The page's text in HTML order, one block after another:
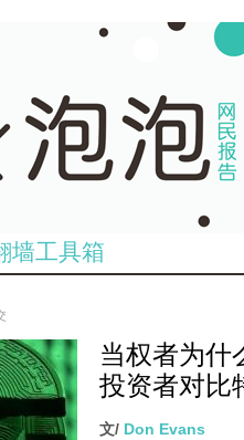
墙工具箱
当权者为
投资者对比
文/ Don Evans